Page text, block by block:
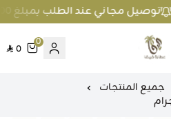
توصيل مجاني عند الطلب بمبلغ 100 ريال واكثر داخل جدة و 200 ريال واكثر برا جدة
متجر عطارة فيفا
0
0
جميع المنتجات